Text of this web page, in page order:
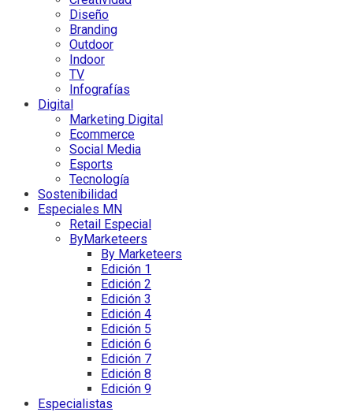
Diseño
Branding
Outdoor
Indoor
TV
Infografías
Digital
Marketing Digital
Ecommerce
Social Media
Esports
Tecnología
Sostenibilidad
Especiales MN
Retail Especial
ByMarketeers
By Marketeers
Edición 1
Edición 2
Edición 3
Edición 4
Edición 5
Edición 6
Edición 7
Edición 8
Edición 9
Especialistas